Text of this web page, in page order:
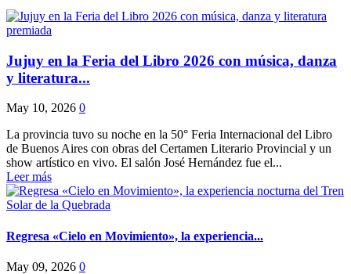
Jujuy en la Feria del Libro 2026 con música, danza
y literatura...
May 10, 2026 0
La provincia tuvo su noche en la 50° Feria Internacional del Libro
de Buenos Aires con obras del Certamen Literario Provincial y un
show artístico en vivo. El salón José Hernández fue el...
Leer más
Regresa «Cielo en Movimiento», la experiencia...
May 09, 2026 0